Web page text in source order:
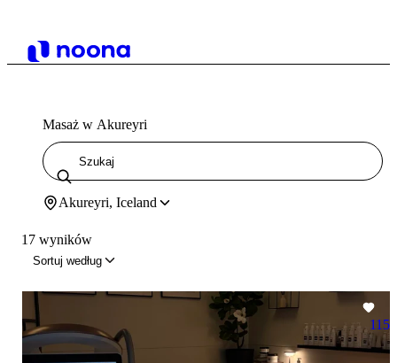
Masaż w Akureyri
Akureyri, Iceland
17 wyników
Sortuj według
115